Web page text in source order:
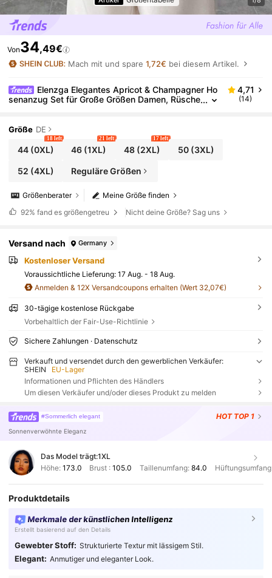
Von34,49€
Mach mit und spare1,72€ bei diesem Artikel.
Elenzga Elegantes Apricot & Champagner Ho
senanzug Set für Große Größen Damen, Rüsche
artykleid, hautfreundlicher strukturierter Stoff, geeig
net für Frühling/Sommer Urlaub, Pendeln, elegante F
eiertage, delikater Gürtel & Knopf Design 2 Stücke S
et, geeignet für Musikfestival, Muttertag, Hallowee
n, Thanksgiving, Ostern, Nationalfeiertag, Gala, Dati
ng, Hochzeitssaison, Outdoor-Ausflug
4,71
(14)
Größe DE
44(0XL)
18 left
46 (1XL)
21 left
48(2XL)
17 left
50(3XL)
52 (4XL) Reguläre Größen
Meine Größe finden
Größenberater
92% fand es größengetreu Nicht deine Größe? Sag uns
Versand nach Germany
Kostenloser Versand
Voraussichtliche Lieferung: 17 Aug. - 18 Aug.
Anmelden & 12X Versandcoupons erhalten (Wert 32,07€)
30-tägige kostenlose Rückgabe
Vorbehaltlich der Fair-Use-Richtlinie
Sichere Zahlungen · Datenschutz
Verkauft und versendet durch den gewerblichen Verkäufer:
SHEIN
EU-Lager
Informationen und Pflichten des Händlers
Um diesen Verkäufer und/oder dieses Produkt zu melden
#Sommerlich elegant HOT TOP 1
Sonnenverwöhnte Eleganz
Das Model trägt:1XL
Höhe: 173.0 Brust :105.0 Taillenumfang: 84.0
Produktdetails
Merkmale der künstlichen Intelligenz
Erstellt basierend auf den Details
Gewebter Stoff: Strukturierte Textur mit lässigem Stil.
Elegant: Anmutiger und eleganter Look.